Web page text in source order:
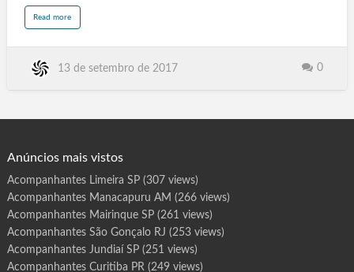
MG, Barbacena MG, São Miguel Arcanjo SP, Santa Cruz das
Palmeiras SP,Descalvado SP, Rio das Pedras SP, Teófilo Otoni
Palmares Paulista, Palmeira d'Oeste, Palmital, Panorama,
Read morea
t
r
e
r
m
a
o
u
i
p
e
A
L
13 de setembro de 2017 0
Anúncios mais vistos
Acompanhantes Limeira SP(307 views)
Acompanhantes Manacapuru AM (266 views)
Acompanhantes Mairinque SP(261 views)
Acompanhantes São Gonçalo RJ (253 views)
Acompanhantes Jundiaí SP(251 views)
Acompanhantes Curitiba PR(249 views)